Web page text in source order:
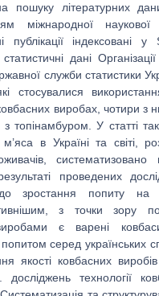
пошуку літературних
міжнародної
публікації
дані
служби статистики
стосувалися
виробах, чотири з
топінамбуром. У статті
в Україні та світі,
проведених
зростання попиту на
з точки зору
є варені
серед українських
якості ковбасних
досліджень технології